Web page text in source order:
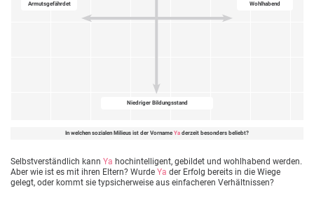
Wohlhabend
Niedriger Bildungsstand
Armutsgefährdet
In welchen sozialen Milieus ist der Vorname Ya derzeit besonders beliebt?
Selbstverständlich kann Ya hochintelligent, gebildet und wohlhabend werden.
Aber wie ist es mit ihren Eltern? Wurde Ya der Erfolg bereits in die Wiege
gelegt, oder kommt sie typsicherweise aus einfacheren Verhältnissen?